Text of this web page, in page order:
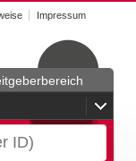
Impressum